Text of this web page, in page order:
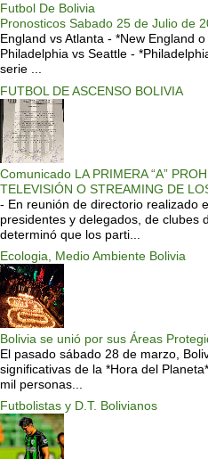
Futbol De Bolivia
Pronosticos Sabado 25 de Julio de
England vs Atlanta - *New England
Philadelphia vs Seattle -
serie ...
FUTBOL DE ASCENSO BOLIVIA
Comunicado LA PRIMERA “A”
TELEVISIÓN O STREAMING DE
- En reunión de directorio realizado
presidentes y delegados, de clubes
determinó que los parti...
Ecologia, Medio Ambiente Bolivia
Bolivia se unió por sus Áreas
El pasado sábado 28 de marzo,
significativas de la *Hora del
mil personas...
Futbolistas y D.T. Bolivianos